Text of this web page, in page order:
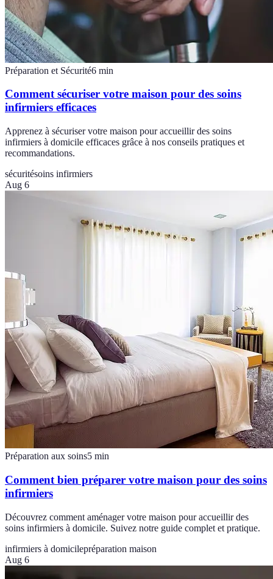
Préparation et Sécurité6 min
Comment sécuriser votre maison pour des soins
infirmiers efficaces
Apprenez à sécuriser votre maison pour accueillir des soins
infirmiers à domicile efficaces grâce à nos conseils pratiques et
recommandations.
sécuritésoins infirmiers
Aug 6
Préparation aux soins5 min
Comment bien préparer votre maison pour des soins
infirmiers
Découvrez comment aménager votre maison pour accueillir des
soins infirmiers à domicile. Suivez notre guide complet et pratique.
infirmiers à domicilepréparation maison
Aug 6